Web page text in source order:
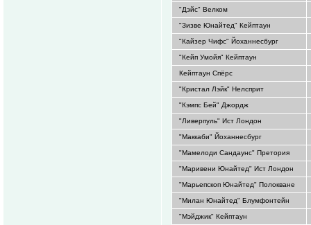
"Дэйс" Велком
"Зизве Юнайтед" Кейптаун
"Кайзер Чифс" Йоханнесбург
"Кейп Умойя" Кейптаун
Кейптаун Спёрс
"Кристал Лэйк" Нелсприт
"Кэмпс Бей" Джордж
"Ливерпуль" Ист Лондон
"Маккаби" Йоханнесбург
"Мамелоди Сандаунс" Претория
"Маривени Юнайтед" Ист Лондон
"Марьепскоп Юнайтед" Полокване
"Милан Юнайтед" Блумфонтейн
"Мэйджик" Кейптаун